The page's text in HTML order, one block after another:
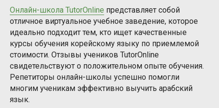
Онлайн-школа TutorOnline представляет собой
отличное виртуальное учебное заведение, которое
идеально подходит тем, кто ищет качественные
курсы обучения корейскому языку по приемлемой
стоимости. Отзывы учеников TutorOnline
свидетельствуют о положительном опыте обучения.
Репетиторы онлайн-школы успешно помогли
многим ученикам эффективно выучить арабский
язык.